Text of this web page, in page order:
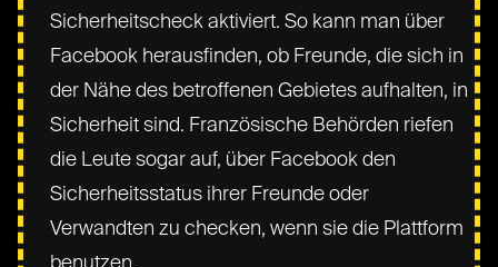
Sicherheitscheck aktiviert. So kann man über
Facebook herausfinden, ob Freunde, die sich in
der Nähe des betroffenen Gebietes aufhalten, in
Sicherheit sind. Französische Behörden riefen
die Leute sogar auf, über Facebook den
Sicherheitsstatus ihrer Freunde oder
Verwandten zu checken, wenn sie die Plattform